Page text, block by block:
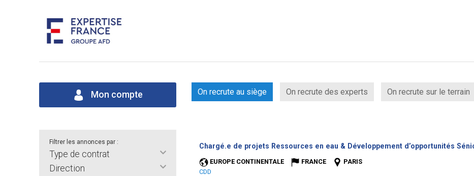
Mon compte On recrute au siège On recrute des experts On recrute sur le terrain
Filtrer les annonces par :
Type de contrat
Direction
Chargé.e de projets Ressources en eau & Développement d’opportunités
EUROPE CONTINENTALE FRANCE
PARIS
CDD